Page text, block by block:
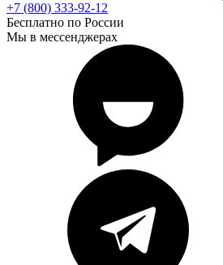
+7 (800) 333-92-12
Бесплатно по России
Мы в мессенджерах